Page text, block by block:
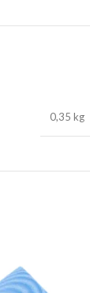
0,35 kg